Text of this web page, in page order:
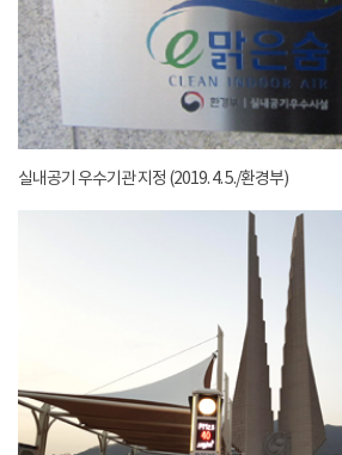
실내공기 우수기관 지정 (2019. 4. 5./환경부)